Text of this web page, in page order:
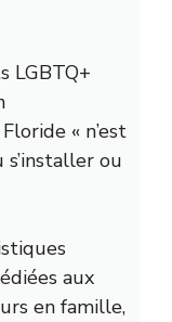
LGBTQ+
« n’est
ou
aux
en famille,